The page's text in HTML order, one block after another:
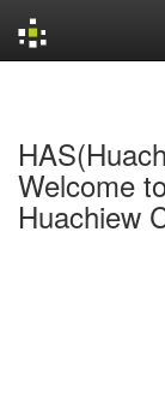
Welcome
Huachiew